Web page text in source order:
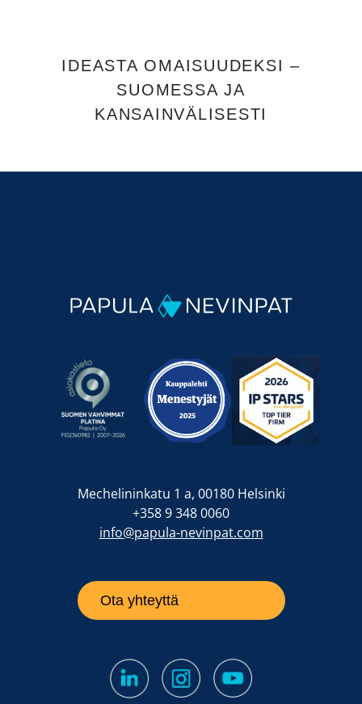
IDEASTA OMAISUUDEKSI –
SUOMESSA JA
KANSAINVÄLISESTI
Mechelininkatu 1 a, 00180 Helsinki
+358 9 348 0060
info@papula-nevinpat.com
Ota yhteyttä